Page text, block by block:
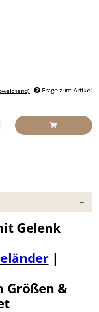
Frage zum Artikel
Gelenk
|
Größen &